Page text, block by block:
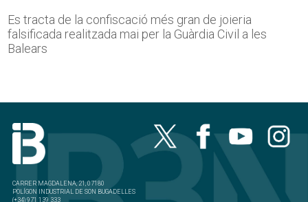
Es tracta de la confiscació més gran de joieria
falsificada realitzada mai per la Guàrdia Civil a les
Balears
CARRER MAGDALENA, 21, 07180
POLÍGON INDUSTRIAL DE SON BUGADELLES
(+34) 971 139 333